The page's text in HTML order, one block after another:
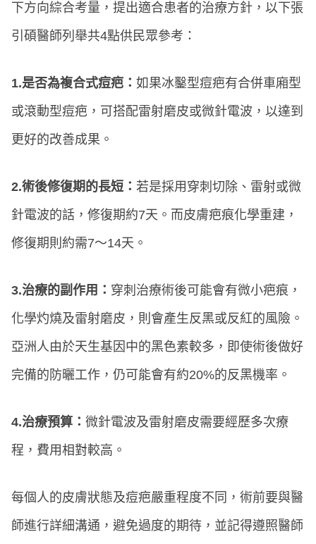
下方向綜合考量，提出適合患者的治療方針，以下張
引碩醫師列舉共4點供民眾參考：
1.是否為複合式痘疤：如果冰鑿型痘疤有合併車廂型
或滾動型痘疤，可搭配雷射磨皮或微針電波，以達到
更好的改善成果。
2.術後修復期的長短： 若是採用穿刺切除、雷射或微
針電波的話，修復期約7天。而皮膚疤痕化學重建，
修復期則約需7～14天。
3.治療的副作用： 穿刺治療術後可能會有微小疤痕，
化學灼燒及雷射磨皮，則會產生反黑或反紅的風險。
亞洲人由於天生基因中的黑色素較多，即使術後做好
完備的防曬工作，仍可能會有約20%的反黑機率。
4.治療預算：微針電波及雷射磨皮需要經歷多次療
程，費用相對較高。
每個人的皮膚狀態及痘疤嚴重程度不同，術前要與醫
師進行詳細溝通，避免過度的期待，並記得遵照醫師